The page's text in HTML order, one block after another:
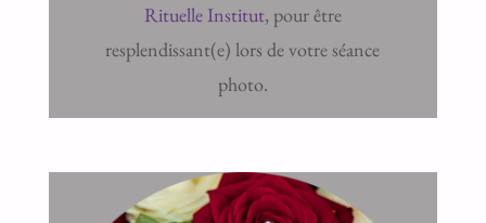
Rituelle Institut, pour être
resplendissant(e) lors de votre séance
photo.